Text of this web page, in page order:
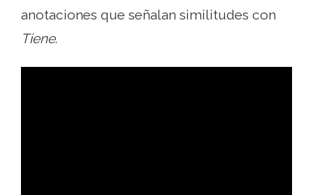
anotaciones que señalan similitudes con
Tiene.